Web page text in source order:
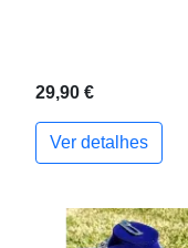
29,90 €
Ver detalhes